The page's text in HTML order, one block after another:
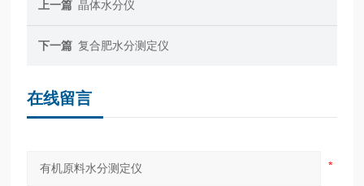
上一篇 晶体水分仪
下一篇 复合肥水分测定仪
在线留言